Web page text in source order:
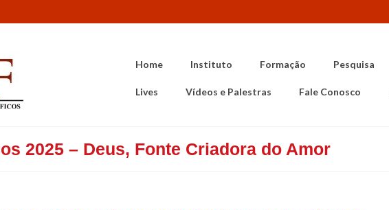
Home Instituto Formação Pesquisa
Lives Vídeos e Palestras Fale Conosco
2025 – Deus, Fonte Criadora do Amor